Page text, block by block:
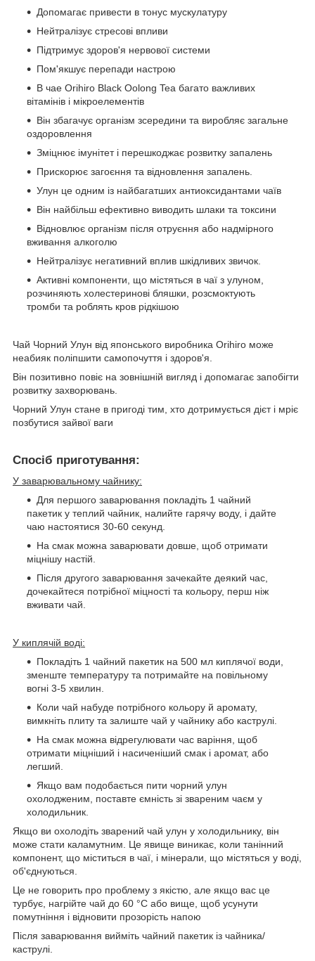
Допомагає привести в тонус мускулатуру
Нейтралізує стресові впливи
Підтримує здоров'я нервової системи
Пом'якшує перепади настрою
В чае Orihiro Black Oolong Tea багато важливих
вітамінів і мікроелементів
Він збагачує організм зсередини та виробляє загальне
оздоровлення
Зміцнює імунітет і перешкоджає розвитку запалень
Прискорює загоєння та відновлення запалень.
Улун це одним із найбагатших антиоксидантами чаїв
Він найбільш ефективно виводить шлаки та токсини
Відновлює організм після отруєння або надмірного
вживання алкоголю
Нейтралізує негативний вплив шкідливих звичок.
Активні компоненти, що містяться в чаї з улуном,
розчиняють холестеринові бляшки, розсмоктують
тромби та роблять кров рідкішою
Чай Чорний Улун від японського виробника Orihiro може
неабияк поліпшити самопочуття і здоров'я.
Він позитивно повіє на зовнішній вигляд і допомагає запобігти
розвитку захворювань.
Чорний Улун стане в пригоді тим, хто дотримується дієт і мріє
позбутися зайвої ваги
Спосіб приготування:
У заварювальному чайнику:
Для першого заварювання покладіть 1 чайний
пакетик у теплий чайник, налийте гарячу воду, і дайте
чаю настоятися 30-60 секунд.
На смак можна заварювати довше, щоб отримати
міцнішу настій.
Після другого заварювання зачекайте деякий час,
дочекайтеся потрібної міцності та кольору, перш ніж
вживати чай.
У киплячій воді:
Покладіть 1 чайний пакетик на 500 мл киплячої води,
зменште температуру та потримайте на повільному
вогні 3-5 хвилин.
Коли чай набуде потрібного кольору й аромату,
вимкніть плиту та залиште чай у чайнику або каструлі.
На смак можна відрегулювати час варіння, щоб
отримати міцніший і насиченіший смак і аромат, або
легший.
Якщо вам подобається пити чорний улун
охолодженим, поставте ємність зі звареним чаєм у
холодильник.
Якщо ви охолодіть зварений чай улун у холодильнику, він
може стати каламутним. Це явище виникає, коли танінний
компонент, що міститься в чаї, і мінерали, що містяться у воді,
об'єднуються.
Це не говорить про проблему з якістю, але якщо вас це
турбує, нагрійте чай до 60 °C або вище, щоб усунути
помутніння і відновити прозорість напою
Після заварювання вийміть чайний пакетик із чайника/
каструлі.